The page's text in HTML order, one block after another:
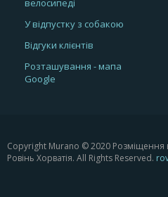
велосипеді
У відпустку з собакою
Відгуки клієнтів
Розташування - мапа
Google
Copyright Murano © 2020 Розміщення
Ровінь Хорватія. All Rights Reserved.